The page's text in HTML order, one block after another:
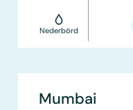
Nederbörd
Mumbai